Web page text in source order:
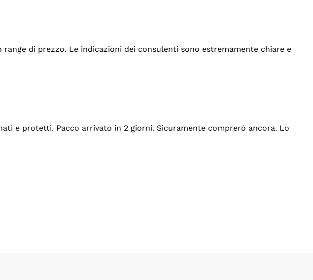
di prezzo. Le indicazioni dei consulenti sono estremamente chiare e
e protetti. Pacco arrivato in 2 giorni. Sicuramente comprerò ancora. Lo